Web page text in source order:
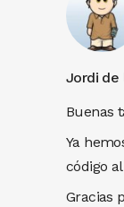
Jordi de
Buenas
Ya
código
Gracias